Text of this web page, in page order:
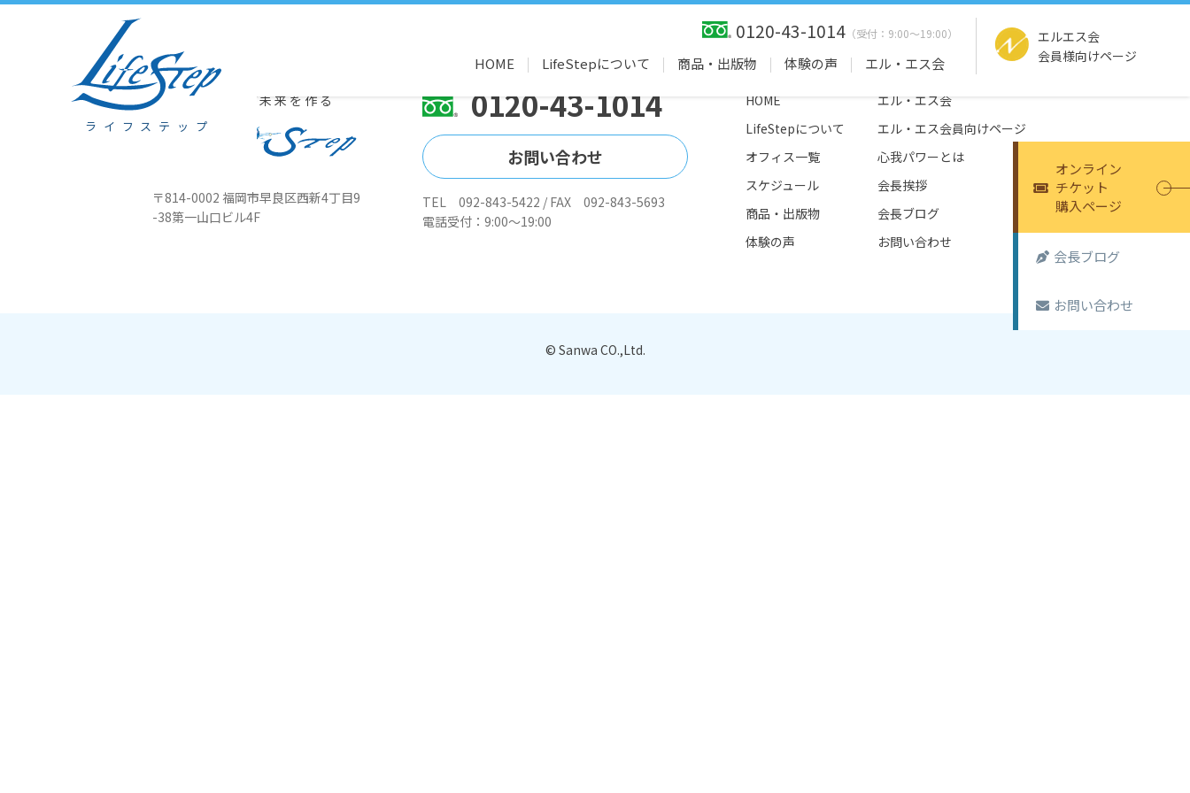
ライフステップ
0120-43-1014
HOME LifeStepについて 商品・出版物 体験の声 エル・エス会
エルエス会
会員様向けページ
オンライン
チケット
購入ページ
会長ブログ
お問い合わせ
12/10 東京ビジョンセンター浜松町でセミナー『Nの法則』、八幡オフィスは佐賀メリーランド武雄でセミナーです
豊かな心が未来を作る
〒814-0002 福岡市早良区西新4丁目9
-38第一山口ビル4F
0120-43-1014
お問い合わせ
TEL 092-843-5422 / FAX 092-843-5693
電話受付：9:00～19:00
HOME
エル・エス会
LifeStepについて
エル・エス会員向けページ
オフィス一覧
心我パワーとは
スケジュール
会長挨拶
商品・出版物
会長ブログ
体験の声
お問い合わせ
© Sanwa CO.,Ltd.